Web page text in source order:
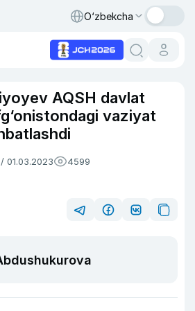
O‘zbekcha
AQSH davlat
vaziyat
01.03.2023 4599